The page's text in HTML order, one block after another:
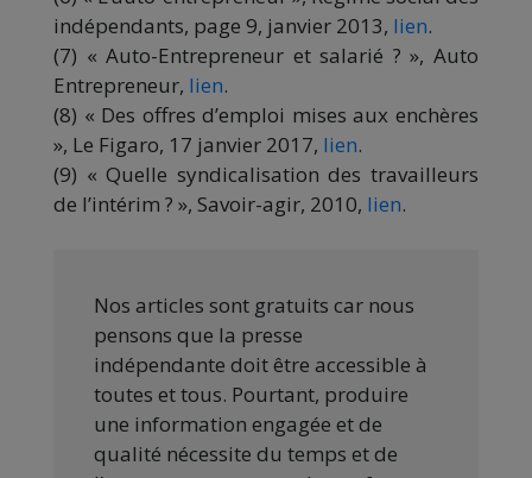
indépendants, page 9, janvier 2013, lien.
(7) « Auto-Entrepreneur et salarié ? », Auto
Entrepreneur, lien.
(8) « Des offres d’emploi mises aux enchères
», Le Figaro, 17 janvier 2017, lien.
(9) « Quelle syndicalisation des travailleurs
de l’intérim ? », Savoir-agir, 2010, lien.
Nos articles sont gratuits car nous
pensons que la presse
indépendante doit être accessible à
toutes et tous. Pourtant, produire
une information engagée et de
qualité nécessite du temps et de